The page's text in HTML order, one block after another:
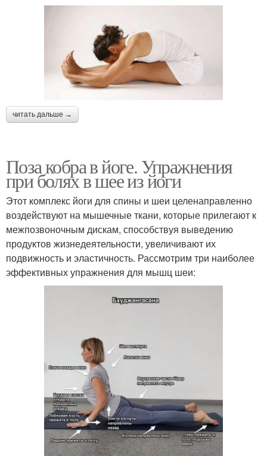
читать дальше →
Поза кобра в йоге. Упражнения
при болях в шее из йоги
Этот комплекс йоги для спины и шеи целенаправленно
воздействуют на мышечные ткани, которые прилегают к
межпозвоночным дискам, способствуя выведению
продуктов жизнедеятельности, увеличивают их
подвижность и эластичность. Рассмотрим три наиболее
эффективных упражнения для мышц шеи: